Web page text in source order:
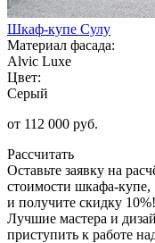
Шкаф-купе Сулу
Материал фасада:
Alvic Luxe
Цвет:
Серый
от 112 000 руб.
Рассчитать
Оставьте заявку на
стоимости шкафа-купе,
и получите скидку 10%!
Лучшие мастера и
приступить к работе